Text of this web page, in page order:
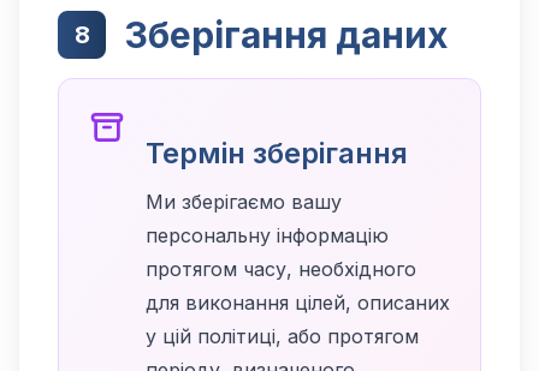
8 Зберігання даних
Термін зберігання
Ми зберігаємо вашу
персональну інформацію
протягом часу, необхідного
для виконання цілей, описаних
у цій політиці, або протягом